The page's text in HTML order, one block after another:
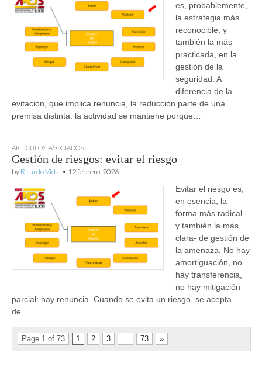
es, probablemente,
la estrategia más
reconocible, y
también la más
practicada, en la
gestión de la
seguridad. A
diferencia de la
evitación, que implica renuncia, la reducción parte de una
premisa distinta: la actividad se mantiene porque…
ARTÍCULOS ASOCIADOS
Gestión de riesgos: evitar el riesgo
by Ricardo Vidal • 12 febrero, 2026
Evitar el riesgo es,
en esencia, la
forma más radical -
y también la más
clara- de gestión de
la amenaza. No hay
amortiguación, no
hay transferencia,
no hay mitigación
parcial: hay renuncia. Cuando se evita un riesgo, se acepta
de…
Page 1 of 73 1 2 3 73 »